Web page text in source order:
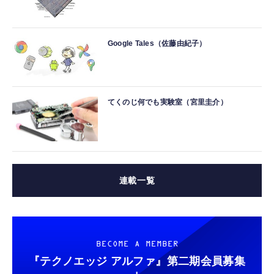
Google Tales（佐藤由紀子）
てくのじ何でも実験室（宮里圭介）
連載一覧
BECOME A MEMBER
『テクノエッジ アルファ』 第二期会員募集